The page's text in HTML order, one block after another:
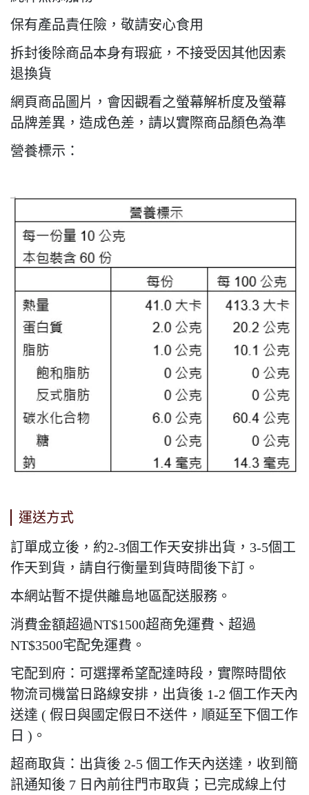
保有產品責任險，敬請安心食用
拆封後除商品本身有瑕疵，不接受因其他因素
退換貨
網頁商品圖片，會因觀看之螢幕解析度及螢幕
品牌差異，造成色差，請以實際商品顏色為準
營養標示：
運送方式
訂單成立後，約2-3個工作天安排出貨，3-5個工
作天到貨，請自行衡量到貨時間後下訂。
本網站暫不提供離島地區配送服務。
消費金額超過NT$1500超商免運費、超過
NT$3500宅配免運費。
宅配到府：可選擇希望配達時段，實際時間依
物流司機當日路線安排，出貨後 1-2 個工作天內
送達 ( 假日與國定假日不送件，順延至下個工作
日 )。
超商取貨：出貨後 2-5 個工作天內送達，收到簡
訊通知後 7 日內前往門市取貨；已完成線上付